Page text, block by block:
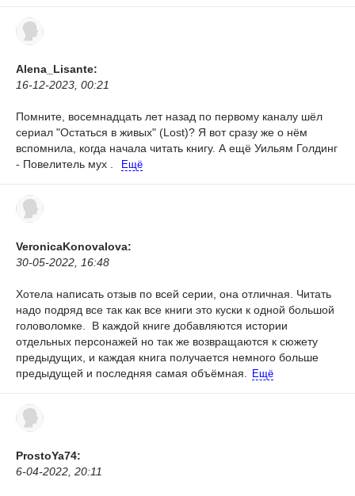
Alena_Lisante:
16-12-2023, 00:21
Помните, восемнадцать лет назад по первому каналу шёл
сериал "Остаться в живых" (Lost)? Я вот сразу же о нём
вспомнила, когда начала читать книгу. А ещё Уильям Голдинг
- Повелитель мух .
Ещё
VeronicaKonovalova:
30-05-2022, 16:48
Хотела написать отзыв по всей серии, она отличная. Читать
надо подряд все так как все книги это куски к одной большой
головоломке. В каждой книге добавляются истории
отдельных персонажей но так же возвращаются к сюжету
предыдущих, и каждая книга получается немного больше
предыдущей и последняя самая объёмная.
Ещё
ProstoYa74:
6-04-2022, 20:11